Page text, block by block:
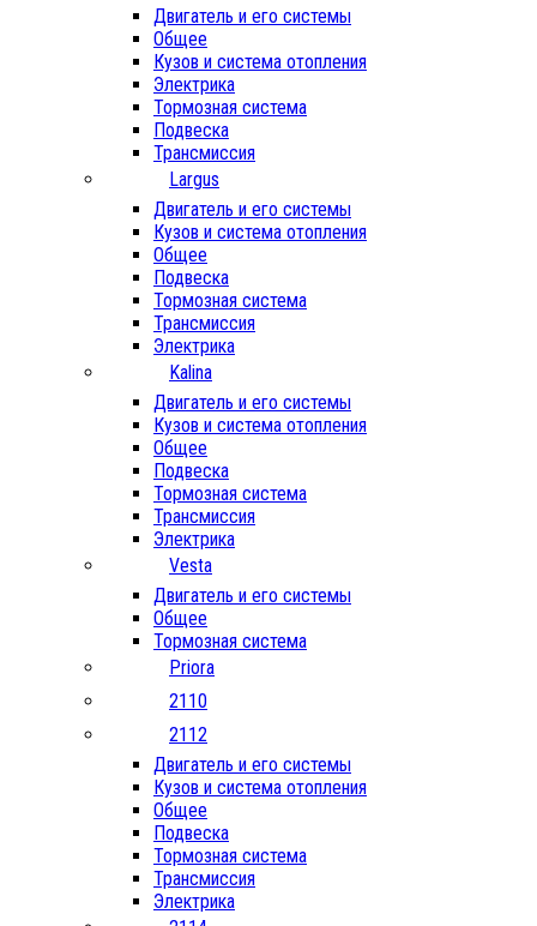
Двигатель и его системы
Общее
Кузов и система отопления
Электрика
Тормозная система
Подвеска
Трансмиссия
Largus
Двигатель и его системы
Кузов и система отопления
Общее
Подвеска
Тормозная система
Трансмиссия
Электрика
Kalina
Двигатель и его системы
Кузов и система отопления
Общее
Подвеска
Тормозная система
Трансмиссия
Электрика
Vesta
Двигатель и его системы
Общее
Тормозная система
Priora
2110
2112
Двигатель и его системы
Кузов и система отопления
Общее
Подвеска
Тормозная система
Трансмиссия
Электрика